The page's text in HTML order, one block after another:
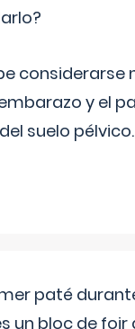
considerarse
y el
suelo
paté
un bloc de